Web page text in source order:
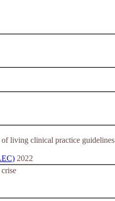
living clinical practice guidelines
2022